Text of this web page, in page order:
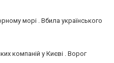
морі . Вбила українського
компаній у Києві . Ворог